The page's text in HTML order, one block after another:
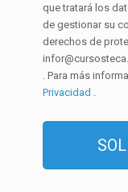
que tratará los
de gestionar su
derechos de
. Para más
Privacidad